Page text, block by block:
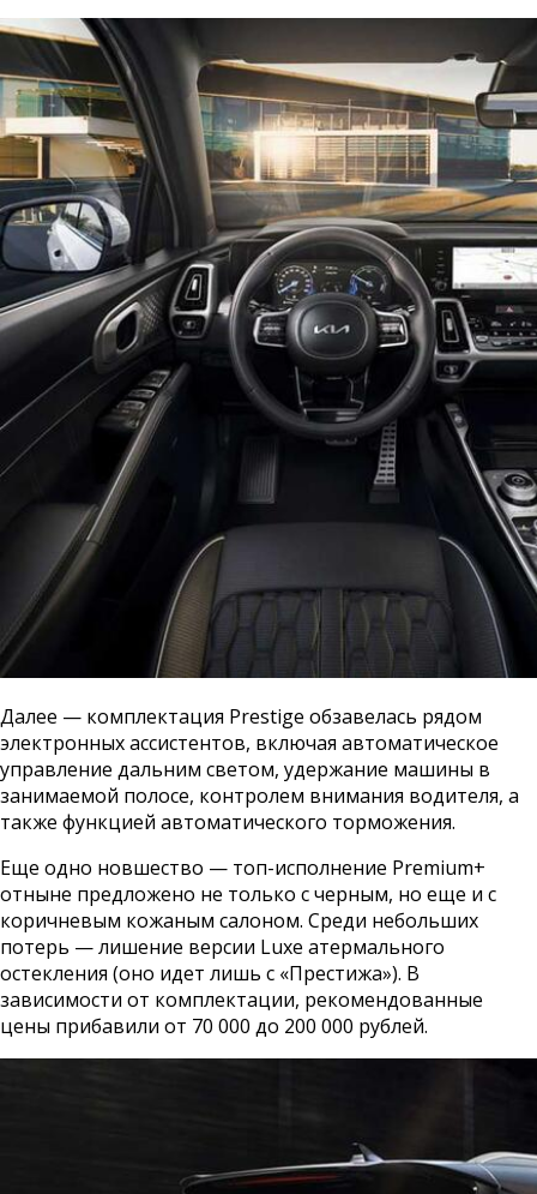
Далее — комплектация Prestige обзавелась рядом
электронных ассистентов, включая автоматическое
управление дальним светом, удержание машины в
занимаемой полосе, контролем внимания водителя, а
также функцией автоматического торможения.
Еще одно новшество — топ-исполнение Premium+
отныне предложено не только с черным, но еще и с
коричневым кожаным салоном. Среди небольших
потерь — лишение версии Luxe атермального
остекления (оно идет лишь с «Престижа»). В
зависимости от комплектации, рекомендованные
цены прибавили от 70 000 до 200 000 рублей.